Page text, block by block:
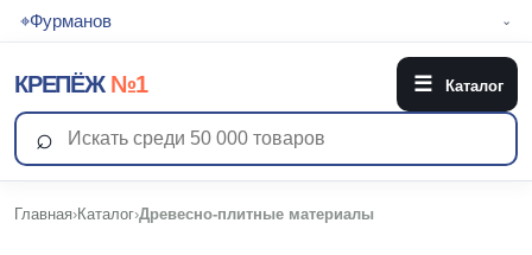
⌖Фурманов ⌄
КРЕПЁЖ №1 ☰ Каталог
⌕
Главная›Каталог›Древесно-плитные материалы